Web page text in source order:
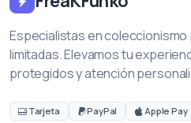
Especialistas en coleccionismo
limitadas. Elevamos tu
protegidos y atención
Tarjeta PayPal Apple Pay